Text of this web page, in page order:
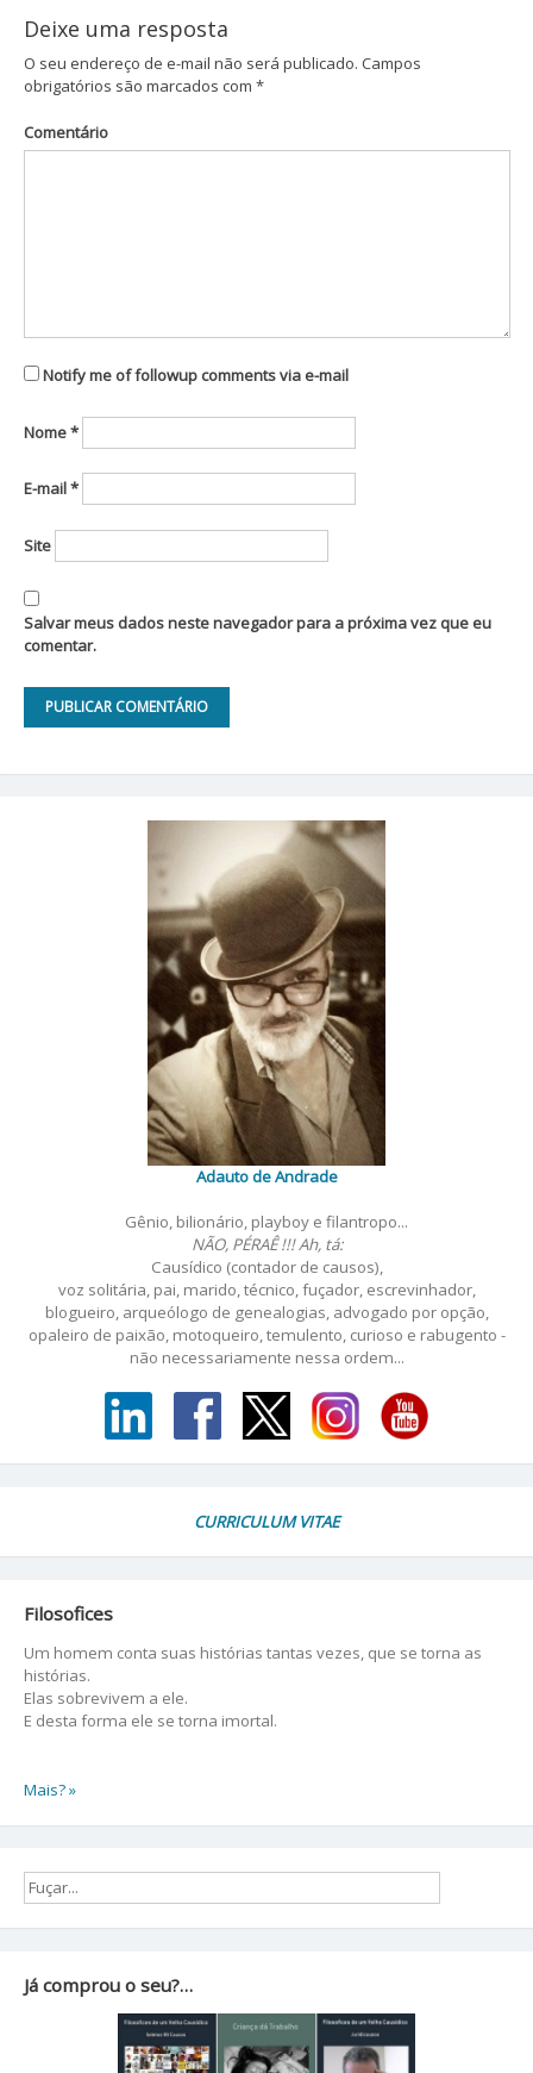
Post
Deixe uma resposta
O seu endereço de e-mail não será publicado. Campos
obrigatórios são marcados com *
Comentário
Notify me of followup comments via e-mail
Nome*
E-mail*
Site
Salvar meus dados neste navegador para a próxima vez que eu
comentar.
Adauto de Andrade
Gênio, bilionário, playboy e filantropo...
NÃO, PÉRAÊ !!! Ah, tá:
Causídico (contador de causos),
voz solitária, pai, marido, técnico, fuçador, escrevinhador,
blogueiro, arqueólogo de genealogias, advogado por opção,
opaleiro de paixão, motoqueiro, temulento, curioso e rabugento -
não necessariamente nessa ordem...
CURRICULUM VITAE
Filosofices
Um homem conta suas histórias tantas vezes, que se torna as
histórias.
Elas sobrevivem a ele.
E desta forma ele se torna imortal.
Mais? »
Já comprou o seu?…